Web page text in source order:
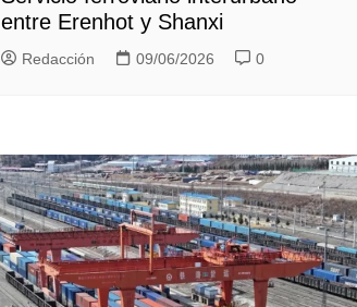
entre Erenhot y Shanxi
Redacción 09/06/2026 0